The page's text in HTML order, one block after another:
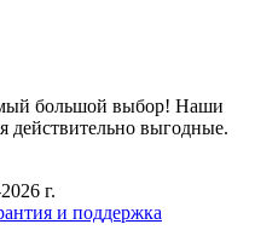
большой выбор! Наши
выгодные.
г.
и поддержка